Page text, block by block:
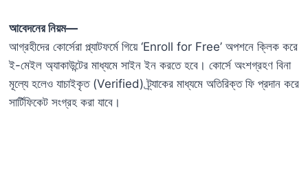
আবেদনের নিয়ম—
আগ্রহীদের কোর্সেরা প্ল্যাটফর্মে গিয়ে ‘Enroll for Free’ অপশনে ক্লিক করে
ই-মেইল অ্যাকাউন্টের মাধ্যমে সাইন ইন করতে হবে। কোর্সে অংশগ্রহণ বিনা
মূল্যে হলেও যাচাইকৃত (Verified) ট্র্যাকের মাধ্যমে অতিরিক্ত ফি প্রদান করে
সার্টিফিকেট সংগ্রহ করা যাবে।